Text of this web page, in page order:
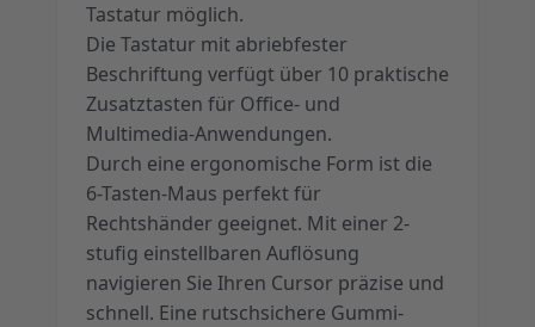
Tastatur möglich.
Die Tastatur mit abriebfester
Beschriftung verfügt über 10 praktische
Zusatztasten für Office- und
Multimedia-Anwendungen.
Durch eine ergonomische Form ist die
6-Tasten-Maus perfekt für
Rechtshänder geeignet. Mit einer 2-
stufig einstellbaren Auflösung
navigieren Sie Ihren Cursor präzise und
schnell. Eine rutschsichere Gummi-